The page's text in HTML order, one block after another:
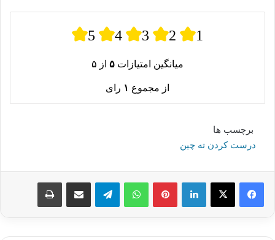
5 4 3 2 1
میانگین امتیازات ۵ از ۵
از مجموع ۱ رای
برچسب ها
درست کردن ته چین
لینکدین پینترستواتس آپ تلگرام اشتراک گذاری از طریق ایمیل چاپ